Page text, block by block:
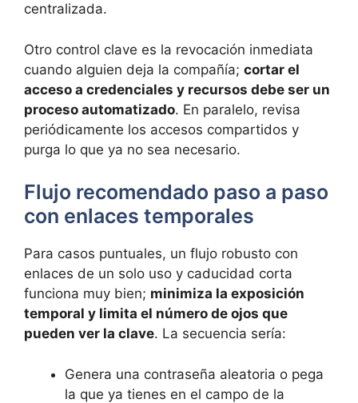
centralizada.
Otro control clave es la revocación inmediata
cuando alguien deja la compañía; cortar el
acceso a credenciales y recursos debe ser un
proceso automatizado. En paralelo, revisa
periódicamente los accesos compartidos y
purga lo que ya no sea necesario.
Flujo recomendado paso a paso
con enlaces temporales
Para casos puntuales, un flujo robusto con
enlaces de un solo uso y caducidad corta
funciona muy bien; minimiza la exposición
temporal y limita el número de ojos que
pueden ver la clave. La secuencia sería:
Genera una contraseña aleatoria o pega
la que ya tienes en el campo de la